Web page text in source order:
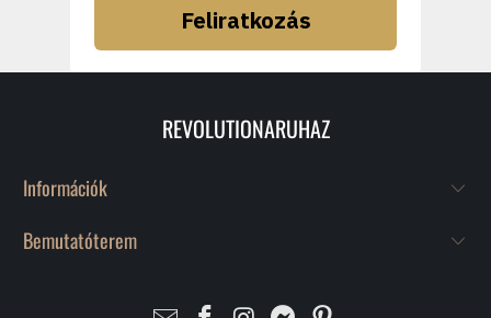
Feliratkozás
REVOLUTIONARUHAZ
Információk
Bemutatóterem